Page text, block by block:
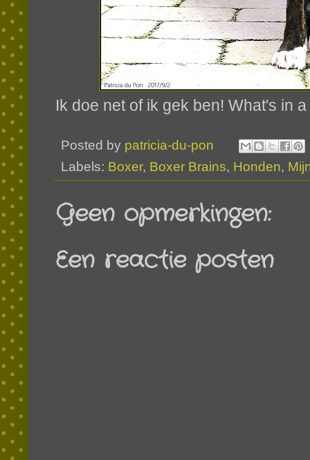
Ik doe net of ik gek ben! What's in
Posted by patricia-du-pon
Labels: Boxer, Boxer Brains, Honden,
Geen opmerkingen:
Een reactie posten